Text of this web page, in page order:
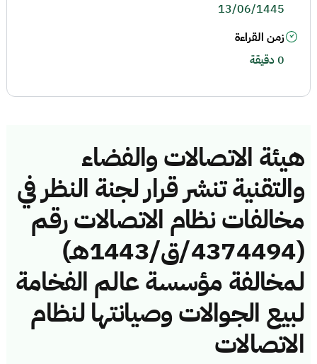
هيئة الاتصالات والفضاء
والتقنية تنشر قرار لجنة النظر في
مخالفات نظام الاتصالات رقم
(4374494/ق/1443هـ)
لمخالفة مؤسسة عالم الفخامة
لبيع الجوالات وصيانتها لنظام
الاتصالات
13/06/1445
زمن القراءة
0 دقيقة